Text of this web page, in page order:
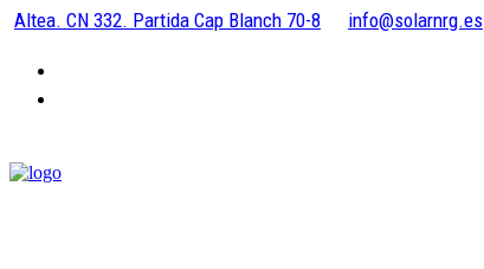
Altea. CN 332. Partida Cap Blanch 70-8 info@solarnrg.es